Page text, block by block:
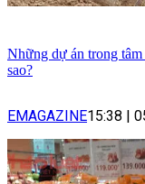
Những dự án trong
sao?
EMAGAZINE15:38 |